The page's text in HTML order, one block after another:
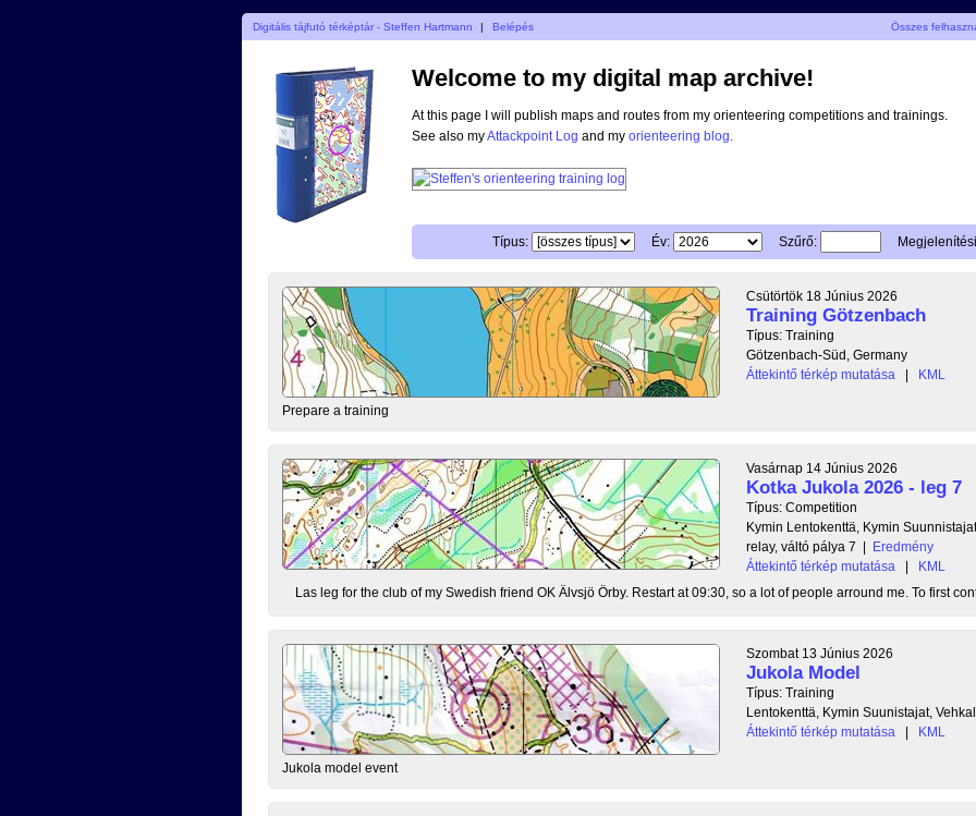
Digitális tájfutó térképtár - Steffen Hartmann | Belépés Összes
Welcome to my digital map archive!
At this page I will publish maps and routes from my orienteering competitions and trainings.
See also myAttackpoint Log and my orienteering blog.
Típus: Év: Szűrő:
Csütörtök 18 Június 2026
Training Götzenbach
Típus: Training
Götzenbach-Süd, Germany
Áttekintő térkép mutatása
| KML
Prepare a training
Vasárnap 14 Június 2026
Kotka Jukola 2026 - leg 7
Típus: Competition
Kymin Lentokenttä, Kymin
relay, váltó pálya 7 | Eredmény
Áttekintő térkép mutatása
|
KML
Las leg for the club of my Swedish friend OK Älvsjö Örby. Restart at 09:30, so a lot of people arround me. To first
Szombat 13 Június 2026
Jukola Model
Típus: Training
Lentokenttä, Kymin Suunistajat,
Áttekintő térkép mutatása
| KML
Jukola model event